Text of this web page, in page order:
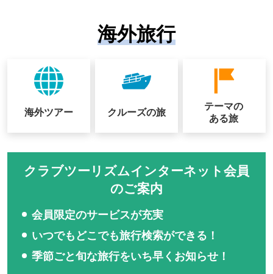
海外旅行
海外ツアー クルーズの旅
テーマの
ある旅
クラブツーリズムインターネット会員
のご案内
会員限定のサービスが充実
いつでもどこでも旅行検索ができる！
季節ごと旬な旅行をいち早くお知らせ！